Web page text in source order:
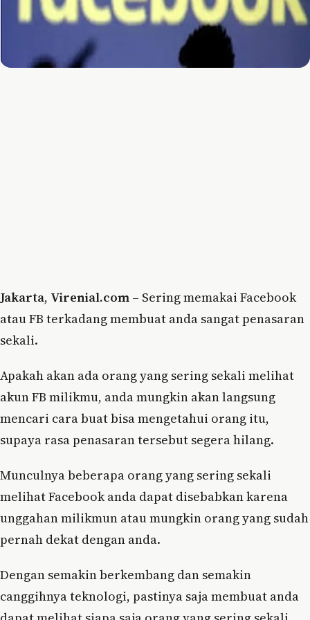
Jakarta, Virenial.com – Sering memakai Facebook
atau FB terkadang membuat anda sangat penasaran
sekali.
Apakah akan ada orang yang sering sekali melihat
akun FB milikmu, anda mungkin akan langsung
mencari cara buat bisa mengetahui orang itu,
supaya rasa penasaran tersebut segera hilang.
Munculnya beberapa orang yang sering sekali
melihat Facebook anda dapat disebabkan karena
unggahan milikmun atau mungkin orang yang sudah
pernah dekat dengan anda.
Dengan semakin berkembang dan semakin
canggihnya teknologi, pastinya saja membuat anda